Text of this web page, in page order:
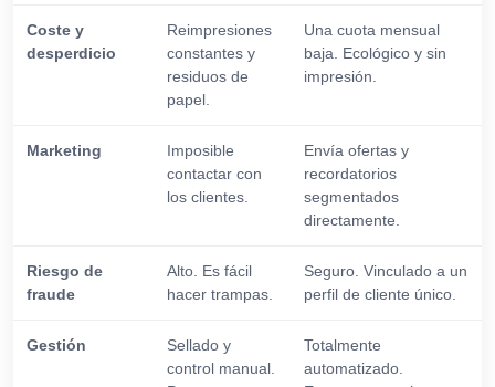
Coste y
desperdicio
Reimpresiones
constantes y
residuos de
papel.
Una cuota mensual
baja. Ecológico y sin
impresión.
Marketing
Imposible
contactar con
los clientes.
Envía ofertas y
recordatorios
segmentados
directamente.
Riesgo de
fraude
Alto. Es fácil
hacer trampas.
Seguro. Vinculado a un
perfil de cliente único.
Gestión
Sellado y
control manual.
Totalmente
automatizado.